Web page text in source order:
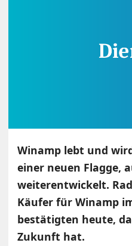
Winamp lebt und
einer neuen Flagge,
weiterentwickelt.
Käufer für Winamp
bestätigten heute,
Zukunft hat.